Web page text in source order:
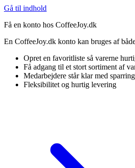
Gå til indhold
Få en konto hos CoffeeJoy.dk
En CoffeeJoy.dk konto kan bruges af
Opret en favoritliste så varerne
Få adgang til et stort sortiment af
Medarbejdere står klar med
Fleksibilitet og hurtig levering